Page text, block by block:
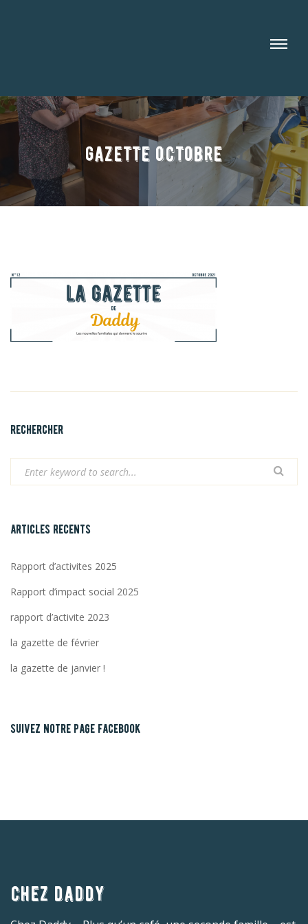
gazette octobre
rechercher
articles recents
Rapport d’activites 2025
Rapport d’impact social 2025
rapport d’activite 2023
la gazette de février
la gazette de janvier !
suivez notre page facebook
chez daddy